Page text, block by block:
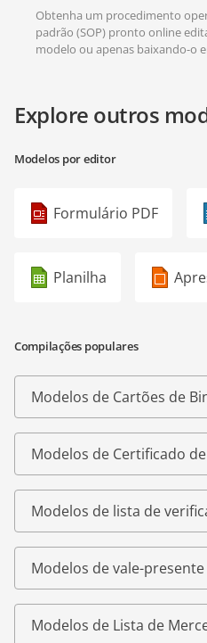
Obtenha um procedimento
padrão (SOP) pronto online
modelo ou apenas baixando-o
Explore outros
Modelos por editor
Formulário PDF
Planilha
Compilações populares
Modelos de Cartões de
Modelos de Certificado
Modelos de lista de
Modelos de vale-presente
Modelos de Lista de